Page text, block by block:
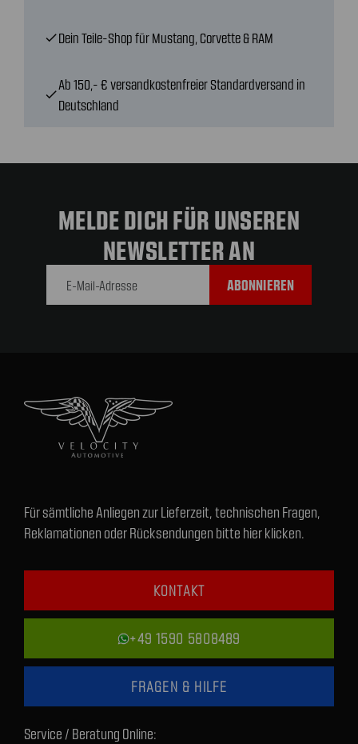
checkDein Teile-Shop für Mustang, Corvette & RAM
check
Ab 150,- € versandkostenfreier Standardversand in
Deutschland
MELDE DICH FÜR UNSEREN
NEWSLETTER AN
Für sämtliche Anliegen zur Lieferzeit, technischen Fragen,
Reklamationen oder Rücksendungen bitte hier klicken.
KONTAKT
+49 1590 5808489
FRAGEN & HILFE
Service / Beratung Online: